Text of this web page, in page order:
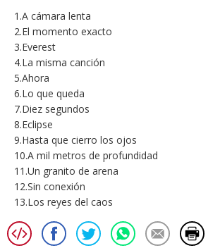
1.A cámara lenta
2.El momento exacto
3.Everest
4.La misma canción
5.Ahora
6.Lo que queda
7.Diez segundos
8.Eclipse
9.Hasta que cierro los ojos
10.A mil metros de profundidad
11.Un granito de arena
12.Sin conexión
13.Los reyes del caos